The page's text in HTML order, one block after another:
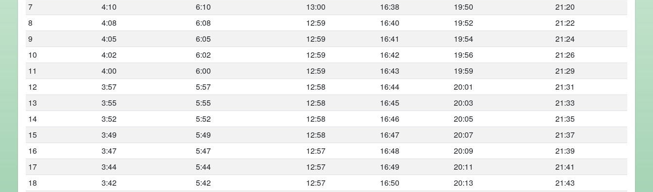
7
4:10 6:10 13:00 16:38 19:50
21:20
8
4:08 6:08 12:59 16:40 19:52
21:22
9
4:05 6:05 12:59 16:41 19:54
21:24
10
4:02 6:02 12:59 16:42 19:56
21:26
11
4:00 6:00 12:59 16:43 19:59
21:29
12
3:57 5:57 12:58 16:44 20:01
21:31
13
3:55 5:55 12:58 16:45 20:03
21:33
14
3:52 5:52 12:58 16:46 20:05
21:35
15
3:49 5:49 12:58 16:47 20:07
21:37
16
3:47 5:47 12:57 16:48 20:09
21:39
17
3:44 5:44 12:57 16:49 20:11
21:41
18
3:42 5:42 12:57 16:50 20:13
21:43